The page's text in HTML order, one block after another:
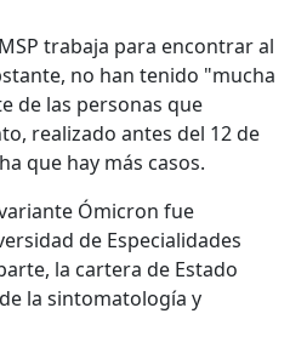
trabaja para encontrar al
no han tenido "mucha
de las personas que
realizado antes del 12 de
que hay más casos.
Ómicron fue
de Especialidades
la cartera de Estado
la sintomatología y